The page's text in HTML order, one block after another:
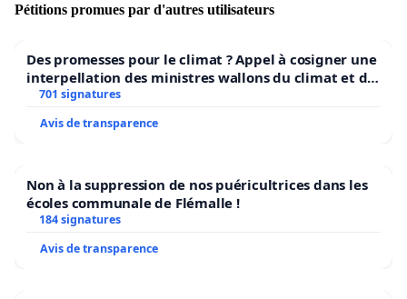
Pétitions promues par d'autres utilisateurs
Des promesses pour le climat ? Appel à cosigner une
interpellation des ministres wallons du climat et de
l’environnement.
701 signatures
Avis de transparence
Non à la suppression de nos puéricultrices dans les
écoles communale de Flémalle !
184 signatures
Avis de transparence